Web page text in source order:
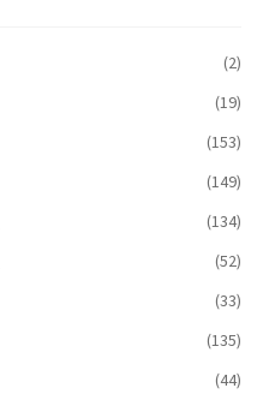
(2)
(19)
(153)
(149)
(134)
(52)
(33)
(135)
(44)